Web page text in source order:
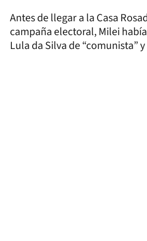
Antes de llegar a la Casa
campaña electoral, Milei
Lula da Silva de “comunista”